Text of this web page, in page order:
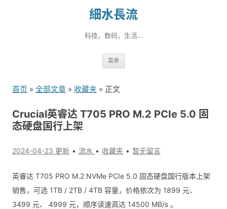
細水長流
科技，数码，生活…
菜单
容
首页 » 全部文章 » 收藏夹 » 正文
Crucial英睿达 T705 PRO M.2 PCIe 5.0 固
态硬盘国行上架
2024-04-23 更新 流水 收藏夹 暂无留言
英睿达 T705 PRO M.2 NVMe PCIe 5.0 固态硬盘国行版本上架
销售，可选 1TB / 2TB / 4TB 容量，价格依次为 1899 元、
3499 元、 4999 元，顺序读速高达 14500 MB/s 。